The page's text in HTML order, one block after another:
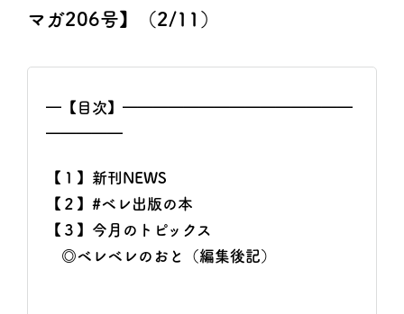
マガ206号】（2/11）
━【目次】━━━━━━━━━━━━━━━
━━━━━
【１】新刊NEWS
【２】#ベレ出版の本
【３】今月のトピックス
◎ベレベレのおと（編集後記）